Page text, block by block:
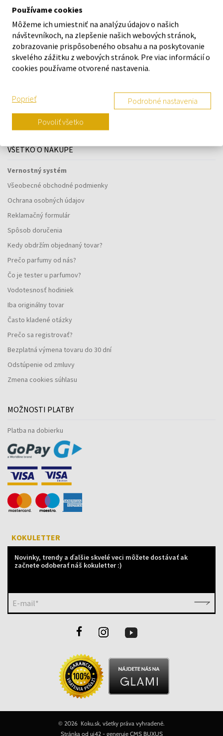
Po - Pi: 8:00 - 16:00
Na Bratislavskej 64/76, Šamorín, 931 01
VŠETKO O NÁKUPE
Vernostný systém
Všeobecné obchodné podmienky
Ochrana osobných údajov
Reklamačný formulár
Spôsob doručenia
Kedy obdržím objednaný tovar?
Prečo parfumy od nás?
Čo je tester u parfumov?
Vodotesnosť hodiniek
Iba originálny tovar
Často kladené otázky
Prečo sa registrovať?
Bezplatná výmena tovaru do 30 dní
Odstúpenie od zmluvy
Zmena cookies súhlasu
MOŽNOSTI PLATBY
Platba na dobierku
KOKULETTER
Novinky, trendy a ďalšie skvelé veci môžete dostávať ak
začnete odoberať náš kokuletter :)
E-mail*
© 2026 Koku.sk, všetky práva vyhradené.
Stránka od ui42- generuje CMS BUXUS
Používame cookies
Môžeme ich umiestniť na analýzu údajov o našich
návštevníkoch, na zlepšenie našich webových stránok,
zobrazovanie prispôsobeného obsahu a na poskytovanie
skvelého zážitku z webových stránok. Pre viac informácií o
cookies používame otvorené nastavenia.
Poprieť Podrobné nastavenia
Povoliť všetko